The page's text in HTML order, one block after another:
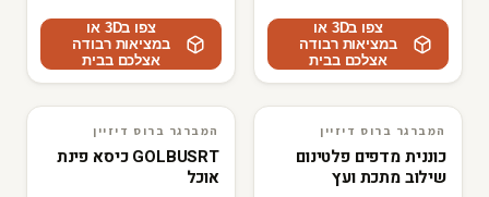
צפו ב3D או
במציאות רבודה
אצלכם בבית
צפו ב3D או
במציאות רבודה
אצלכם בבית
3D · AR המברגר ברוס דיזיין
המברגר ברוס דיזיין
כוננית מדפים פלטינום
שילוב מתכת ועץ
3D · AR המברגר ברוס דיזיין
המברגר ברוס דיזיין
GOLBUSRT כיסא פינת
אוכל